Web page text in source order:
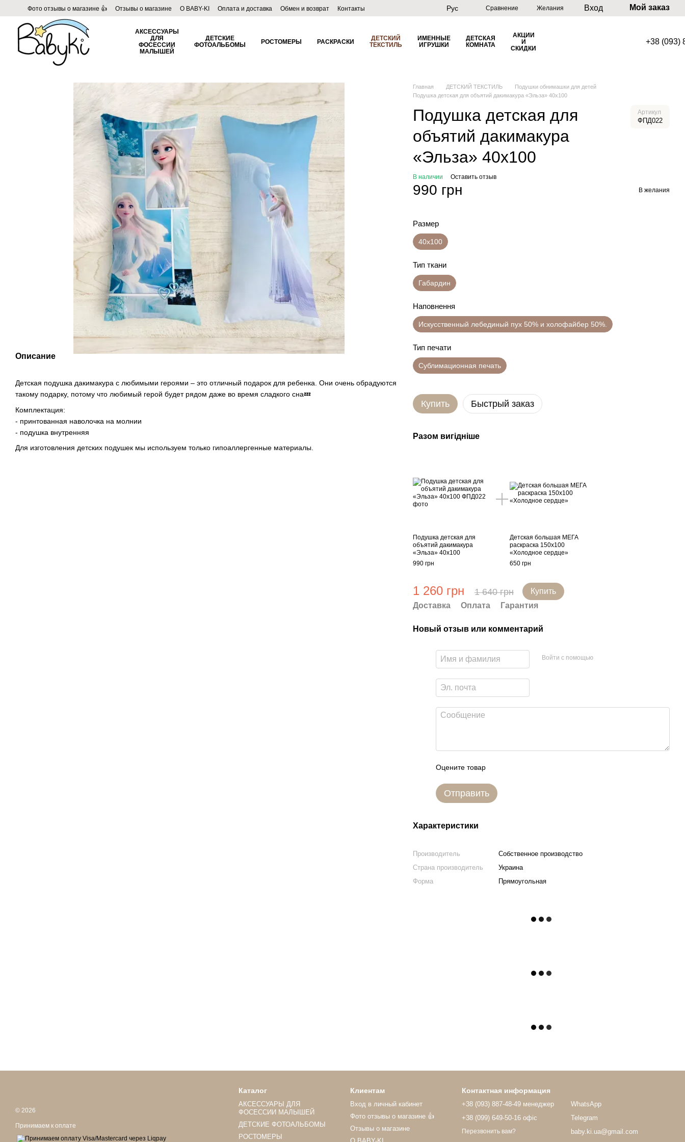
Перейти к основному контенту
Фото отзывы о магазине 👍 Отзывы о магазине О BABY-KI Оплата и доставка Обмен и возврат
Контакты
Пользовательское соглашение
Договор публичной оферты Блог
Рус Сравнение Желания Вход Мой заказ
АКСЕССУАРЫ
ДЛЯ
ФОСЕССИИ
МАЛЫШЕЙ
ДЕТСКИЕ
ФОТОАЛЬБОМЫ
РОСТОМЕРЫ РАСКРАСКИ
ДЕТСКИЙ
ТЕКСТИЛЬ
ИМЕННЫЕ
ИГРУШКИ
ДЕТСКАЯ
КОМНАТА
АКЦИИ
И
СКИДКИ
+38 (093)
Описание
Детская подушка дакимакура с любимыми героями – это отличный подарок для ребенка. Они очень обрадуются
такому подарку, потому что любимый герой будет рядом даже во время сладкого сна💤
Комплектация:
- принтованная наволочка на молнии
- подушка внутренняя
Для изготовления детских подушек мы используем только гипоаллергенные материалы.
Главная ДЕТСКИЙ ТЕКСТИЛЬ
Подушки обнимашки для детей
Подушка детская для объятий дакимакура «Эльза» 40х100
Подушка детская для
объятий дакимакура
«Эльза» 40х100
Артикул
ФПД022
В наличии Оставить отзыв
990 грн В желания
Размер
40х100
Тип ткани
Габардин
Наповнення
Искусственный лебединый пух 50% и холофайбер 50%.
Тип печати
Сублимационная печать
Купить Быстрый заказ
Разом вигідніше
Подушка детская для
объятий дакимакура
«Эльза» 40х100
990 грн
Детская большая МЕГА
раскраска 150х100
«Холодное сердце»
650 грн
1 260 грн 1 640 грн
Купить
Доставка
Оплата Гарантия
Новый отзыв или комментарий
Войти с помощью
Оцените товар
Отправить
Характеристики
Производитель
Собственное производство
Страна производитель
Украина
Форма
Прямоугольная
© 2026
Принимаем к оплате
Каталог
АКСЕССУАРЫ ДЛЯ
ФОСЕССИИ МАЛЫШЕЙ
ДЕТСКИЕ ФОТОАЛЬБОМЫ
РОСТОМЕРЫ
Клиентам
Вход в личный кабинет
Фото отзывы о магазине 👍
Отзывы о магазине
Контактная информация
+38 (093) 887-48-49 менеджер
+38 (099) 649-50-16 офіс
Перезвонить вам?
WhatsApp
Telegram
baby.ki.ua@gmail.com